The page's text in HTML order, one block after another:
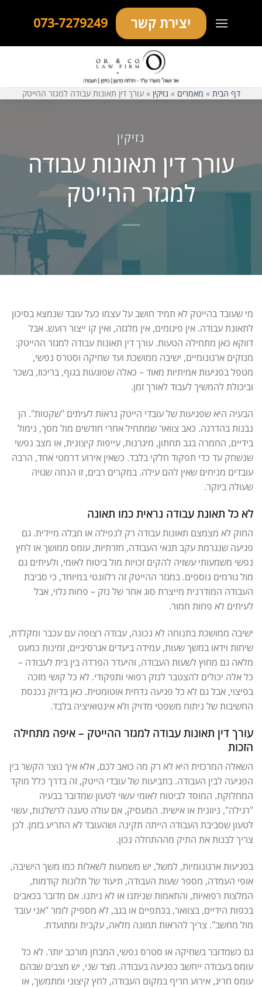
יצירת קשר 073-7279249
דף הבית » מאמרים » נזיקין » עורך דין תאונות עבודה למגזר ההייטק
נזיקין
עורך דין תאונות עבודה
למגזר ההייטק
מי שעובד בהייטק לא תמיד חושב על עצמו כעל עובד שנמצא בסיכון
לתאונת עבודה. אין פיגומים, אין מלגזה, ואין קו ייצור רועש. אבל
דווקא כאן מתחילה הטעות. עורך דין תאונות עבודה למגזר ההייטק:
מנזקים ארגונומיים, ישיבה ממושכת ועד שחיקה וסטרס נפשי,
מטפל בפגיעות אמיתיות מאוד – כאלה שפוגעות בגוף, בריכוז, בשכר
וביכולת להמשיך לעבוד לאורך זמן.
הבעיה היא שפגיעות של עובדי הייטק נראות לעיתים "שקטות". הן
נבנות בהדרגה. כאב צוואר שמתחיל אחרי חודשים מול מסך, נימול
בידיים, החמרה בגב תחתון, מיגרנות, עייפות קיצונית, או מצב נפשי
שנשחק עד כדי תפקוד חלקי בלבד. כשאין אירוע דרמטי אחד, הרבה
עובדים מניחים שאין להם עילה. במקרים רבים, זו הנחה שגויה
שעולה ביוקר.
לא כל תאונת עבודה נראית כמו תאונה
החוק לא מצמצם תאונות עבודה רק לנפילה או חבלה מיידית. גם
פגיעה שנגרמת עקב תנאי העבודה, חזרתיות, עומס ממושך או לחץ
נפשי משמעותי עשויה להקים זכויות מול ביטוח לאומי, ולעיתים גם
מול גורמים נוספים. במגזר ההייטק זה רלוונטי במיוחד, כי סביבת
העבודה המודרנית מייצרת סוג אחר של נזק – פחות גלוי, אבל
לעיתים לא פחות חמור.
ישיבה ממושכת בתנוחה לא נכונה, עבודה רצופה עם עכבר ומקלדת,
שיחות וידאו במשך שעות, עמידה ביעדים אגרסיביים, זמינות כמעט
מלאה גם מחוץ לשעות העבודה, והיעדר הפרדה בין בית לעבודה –
כל אלה יכולים להצטבר לנזק רפואי ותפקודי. לא כל קושי מזכה
בפיצוי, אבל גם לא כל פגיעה נדחית אוטומטית. כאן בדיוק נכנסת
החשיבות של ניתוח משפטי מדויק ולא אינטואיציה בלבד.
עורך דין תאונות עבודה למגזר ההייטק – איפה מתחילה
הזכות
השאלה המרכזית היא לא רק מה כואב לכם, אלא איך נוצר הקשר בין
הפגיעה לבין העבודה. בתביעות של עובדי הייטק, זה בדרך כלל מוקד
המחלוקת. המוסד לביטוח לאומי עשוי לטעון שמדובר בבעיה
"רגילה", ניוונית או אישית. המעסיק, אם עולה טענה לרשלנות, עשוי
לטעון שסביבת העבודה הייתה תקינה ושהעובד לא התריע בזמן. לכן
צריך לבנות את התיק מההתחלה נכון.
בפגיעות ארגונומיות, למשל, יש משמעות לשאלות כמו משך הישיבה,
אופי העמדה, מספר שעות העבודה, תיעוד של תלונות קודמות,
המלצות רפואיות, והתאמות שניתנו או לא ניתנו. אם מדובר בכאבים
בכפות הידיים, בצוואר, בכתפיים או בגב, לא מספיק לומר "אני עובד
מול מחשב". צריך להראות תמונה מלאה, עקבית ומתועדת.
גם כשמדובר בשחיקה או סטרס נפשי, המבחן מורכב יותר. לא כל
עומס בעבודה ייחשב כפגיעה בעבודה. מצד שני, יש מצבים שבהם
עומס חריג, אירוע חריף במקום העבודה, לחץ קיצוני ומתמשך, או